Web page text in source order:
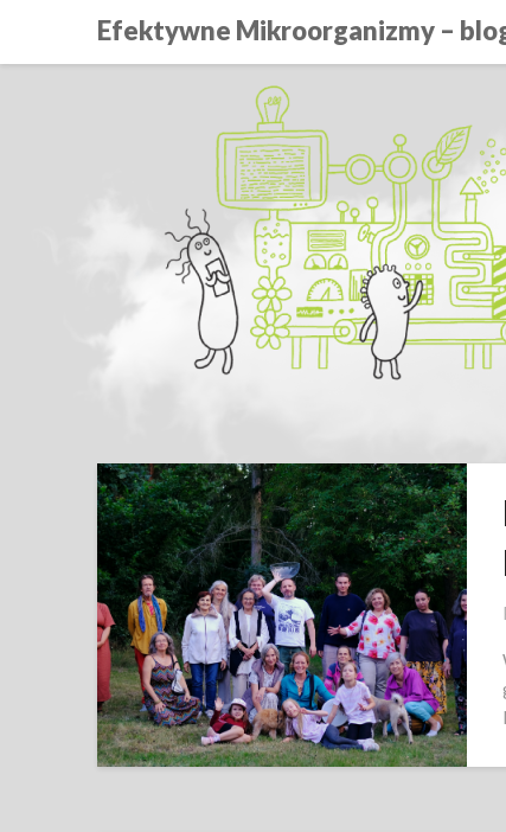
Efektywne Mikroorganizmy –